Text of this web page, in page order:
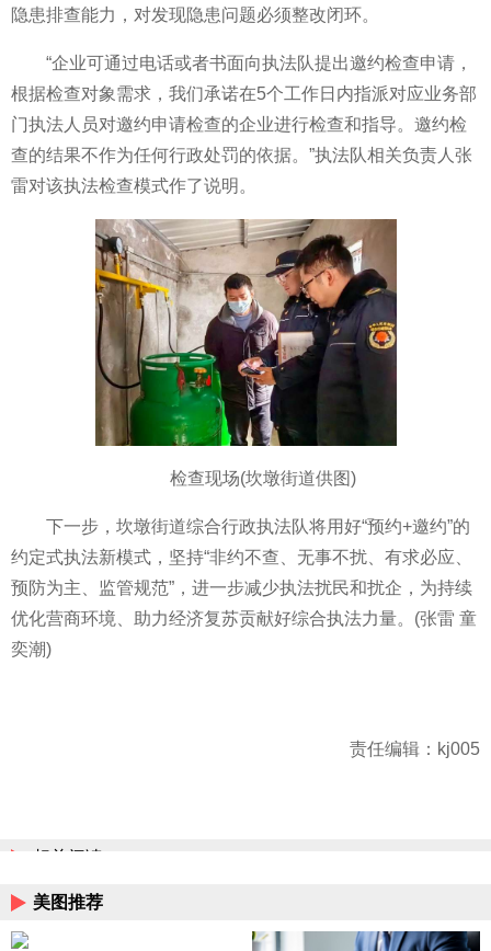
隐患排查能力，对发现隐患问题必须整改闭环。
“企业可通过电话或者书面向执法队提出邀约检查申请，
根据检查对象需求，我们承诺在5个工作日内指派对应业务部
门执法人员对邀约申请检查的企业进行检查和指导。邀约检
查的结果不作为任何行政处罚的依据。”执法队相关负责人张
雷对该执法检查模式作了说明。
检查现场(坎墩街道供图)
下一步，坎墩街道综合行政执法队将用好“预约+邀约”的
约定式执法新模式，坚持“非约不查、无事不扰、有求必应、
预防为主、监管规范”，进一步减少执法扰民和扰企，为持续
优化营商环境、助力经济复苏贡献好综合执法力量。(张雷 童
奕潮)
责任编辑：kj005
相关阅读
美图推荐